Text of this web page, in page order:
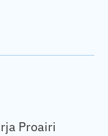
Proairi